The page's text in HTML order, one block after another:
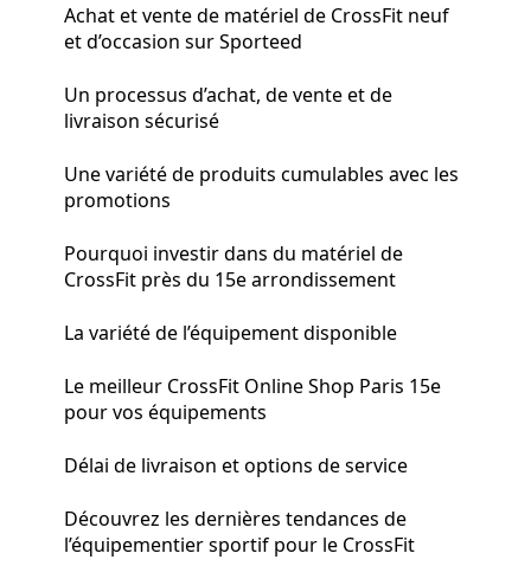
Achat et vente de matériel de CrossFit neuf
et d’occasion sur Sporteed
Un processus d’achat, de vente et de
livraison sécurisé
Une variété de produits cumulables avec les
promotions
Pourquoi investir dans du matériel de
CrossFit près du 15e arrondissement
La variété de l’équipement disponible
Le meilleur CrossFit Online Shop Paris 15e
pour vos équipements
Délai de livraison et options de service
Découvrez les dernières tendances de
l’équipementier sportif pour le CrossFit